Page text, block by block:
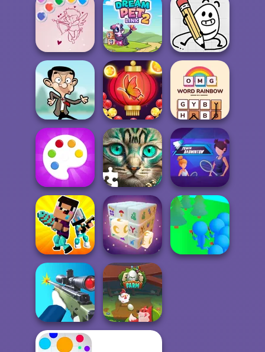
Roshambo Timberman The Shape
Bubble Shooter
Valentine
Dream Pet Link 2 Egg Adventure
Mr Bean Jump
Bubble Shooter
Butterfly
OMG Word
Rainbow
Fun Colors Favorite Puzzles
Power
Badminton
Noob vs Pro
Challenge
Mystic Mahjong